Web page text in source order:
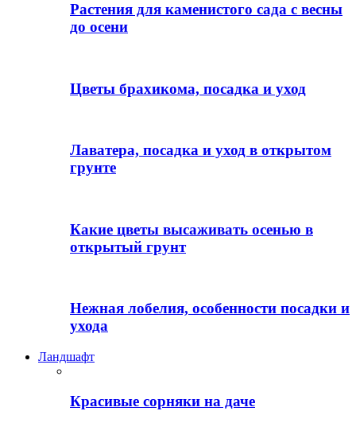
Растения для каменистого сада с весны
до осени
Цветы брахикома, посадка и уход
Лаватера, посадка и уход в открытом
грунте
Какие цветы высаживать осенью в
открытый грунт
Нежная лобелия, особенности посадки и
ухода
Ландшафт
Красивые сорняки на даче